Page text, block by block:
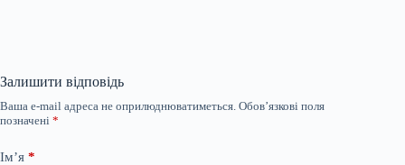
Залишити відповідь
Ваша e-mail адреса не оприлюднюватиметься. Обов’язкові поля
позначені *
Ім’я *